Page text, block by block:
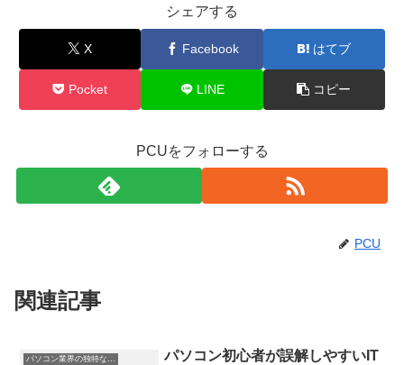
シェアする
X Facebook はてブ
Pocket LINE コピー
PCUをフォローする
PCU
関連記事
パソコン業界の独特な言い回し
パソコン初心者が誤解しやすいIT